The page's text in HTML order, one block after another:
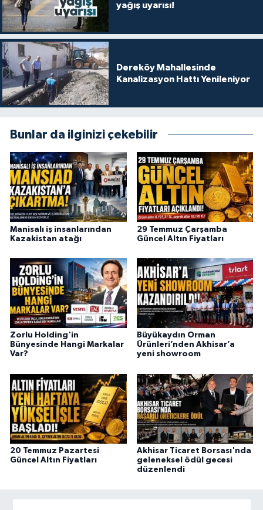
yağış uyarısı!
Dereköy Mahallesinde
Kanalizasyon Hattı Yenileniyor
Bunlar da ilginizi çekebilir
Manisalı iş insanlarından
Kazakistan atağı
29 Temmuz Çarşamba
Güncel Altın Fiyatları
Zorlu Holding'in
Bünyesinde Hangi Markalar
Var?
Büyükaydın Orman
Ürünleri’nden Akhisar’a
yeni showroom
20 Temmuz Pazartesi
Güncel Altın Fiyatları
Akhisar Ticaret Borsası'nda
geleneksel ödül gecesi
düzenlendi